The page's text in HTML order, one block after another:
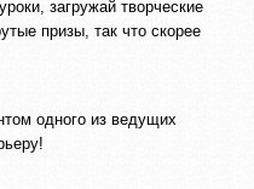
загружай творческие
призы, так что скорее
одного из ведущих